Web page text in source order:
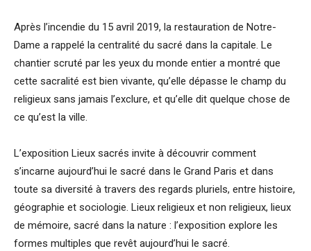
Après l’incendie du 15 avril 2019, la restauration de Notre-
Dame a rappelé la centralité du sacré dans la capitale. Le
chantier scruté par les yeux du monde entier a montré que
cette sacralité est bien vivante, qu’elle dépasse le champ du
religieux sans jamais l’exclure, et qu’elle dit quelque chose de
ce qu’est la ville.
L’exposition Lieux sacrés invite à découvrir comment
s’incarne aujourd’hui le sacré dans le Grand Paris et dans
toute sa diversité à travers des regards pluriels, entre histoire,
géographie et sociologie. Lieux religieux et non religieux, lieux
de mémoire, sacré dans la nature : l’exposition explore les
formes multiples que revêt aujourd’hui le sacré.